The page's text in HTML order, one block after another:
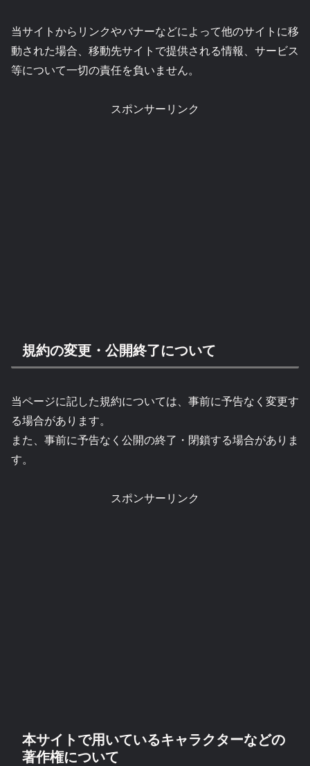
当サイトからリンクやバナーなどによって他のサイトに移
動された場合、移動先サイトで提供される情報、サービス
等について一切の責任を負いません。
スポンサーリンク
規約の変更・公開終了について
当ページに記した規約については、事前に予告なく変更す
る場合があります。
また、事前に予告なく公開の終了・閉鎖する場合がありま
す。
スポンサーリンク
本サイトで用いているキャラクターなどの
著作権について